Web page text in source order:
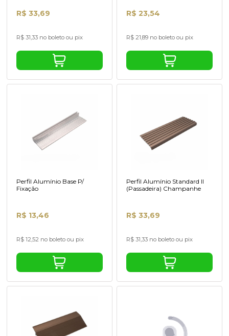
R$ 33,69
R$ 31,33 no boleto ou pix
R$ 23,54
R$ 21,89 no boleto ou pix
Perfil Alumínio Base P/
Fixação
R$ 13,46
R$ 12,52 no boleto ou pix
Perfil Alumínio Standard II
(Passadeira) Champanhe
R$ 33,69
R$ 31,33 no boleto ou pix